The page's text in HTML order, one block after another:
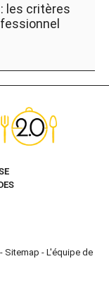
les critères
- Sitemap - L'équipe de